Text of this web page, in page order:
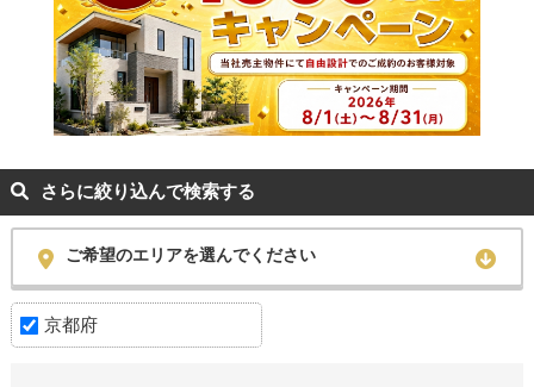
さらに絞り込んで検索する
ご希望のエリアを選んでください
京都府